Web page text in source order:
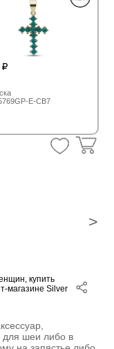
E-CB7
>
купить
магазине Silver
для шеи либо в